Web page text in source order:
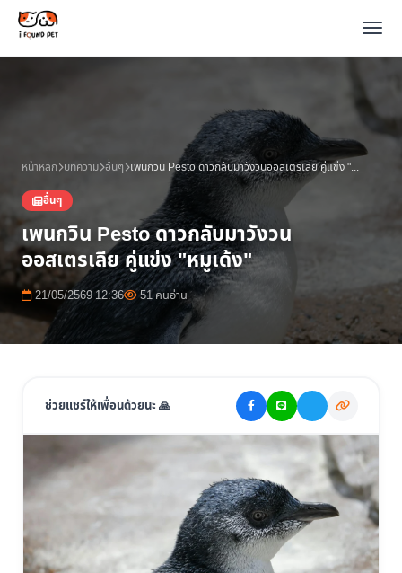
หน้าหลัก บทความ อื่นๆ เพนกวิน Pesto ดาวกลับมาวังวนออสเตรเลีย คู่แข่ง "หมูเด้ง"
อื่นๆ
เพนกวิน Pesto ดาวกลับมาวังวน
ออสเตรเลีย คู่แข่ง "หมูเด้ง"
21/05/2569 12:36 51 คนอ่าน
ช่วยแชร์ให้เพื่อนด้วยนะ 🙏